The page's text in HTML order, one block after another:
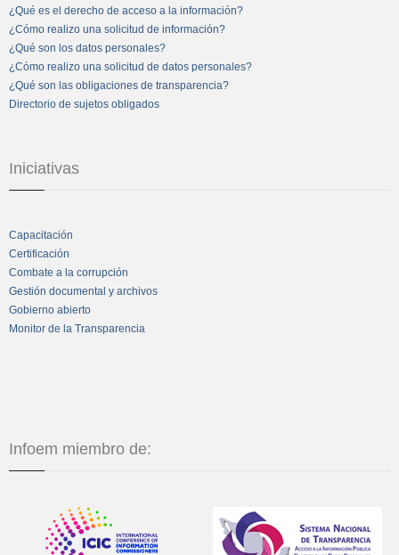
¿Qué es el derecho de acceso a la información?
¿Cómo realizo una solicitud de información?
¿Qué son los datos personales?
¿Cómo realizo una solicitud de datos personales?
¿Qué son las obligaciones de transparencia?
Directorio de sujetos obligados
Iniciativas
Capacitación
Certificación
Combate a la corrupción
Gestión documental y archivos
Gobierno abierto
Monitor de la Transparencia
Infoem miembro de: